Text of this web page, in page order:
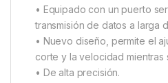
• Equipado con un puerto
transmisión de datos a larga
• Nuevo diseño, permite el
corte y la velocidad mientras
• De alta precisión.